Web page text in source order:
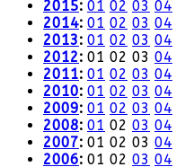
2015: 01 02 03 04
2014: 01 02 03 04
2013: 01 02 03 04
2012: 01 02 03 04
2011: 01 02 03 04
2010: 01 02 03 04
2009: 01 02 03 04
2008: 01 02 03 04
2007: 01 02 03 04
2006: 01 02 03 04